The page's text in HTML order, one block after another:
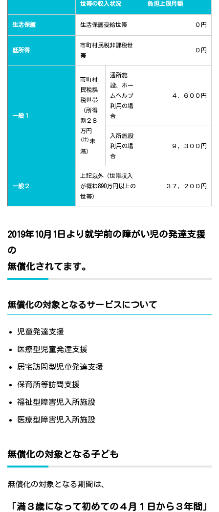
世帯の収入状況 負担上限月額
生活保護 生活保護受給世帯 ０円
低所得
市町村民税非課税世
帯
０円
一般１
市町村
民税課
税世帯
（所得
割２８
万円
(注) 未
満）
通所施
設、ホー
ムヘルプ
利用の場
合
４，６００円
入所施設
利用の場
合
９，３００円
一般２
上記以外（世帯収入
が概ね890万円以上の
世帯）
３７，２００円
2019年10月1日より就学前の障がい児の発達支援
の
無償化されてます。
無償化の対象となるサービスについて
児童発達支援
医療型児童発達支援
居宅訪問型児童発達支援
保育所等訪問支援
福祉型障害児入所施設
医療型障害児入所施設
無償化の対象となる子ども
無償化の対象となる期間は、
「満３歳になって初めての４月１日から３年間」